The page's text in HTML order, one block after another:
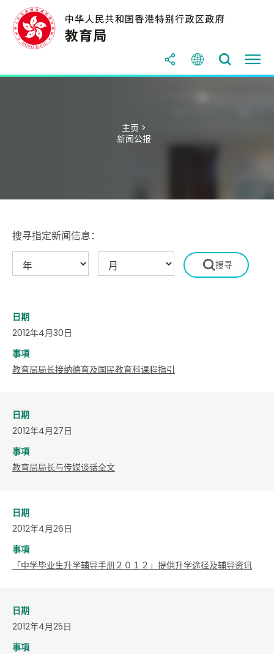
主页 >
新闻公报
搜寻指定新闻信息：
日期
2012年4月30日
事項
教育局局长接纳德育及国民教育科课程指引
日期
2012年4月27日
事項
教育局局长与传媒谈话全文
日期
2012年4月26日
事項
「中学毕业生升学辅导手册２０１２」提供升学途径及辅导资讯
日期
2012年4月25日
事項